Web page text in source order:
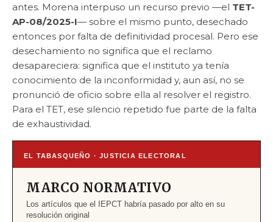
antes. Morena interpuso un recurso previo —el TET-
AP-08/2025-I— sobre el mismo punto, desechado
entonces por falta de definitividad procesal. Pero ese
desechamiento no significa que el reclamo
desapareciera: significa que el instituto ya tenía
conocimiento de la inconformidad y, aun así, no se
pronunció de oficio sobre ella al resolver el registro.
Para el TET, ese silencio repetido fue parte de la falta
de exhaustividad.
EL TABASQUEÑO · JUSTICIA ELECTORAL
MARCO NORMATIVO
Los artículos que el IEPCT habría pasado por alto en su
resolución original